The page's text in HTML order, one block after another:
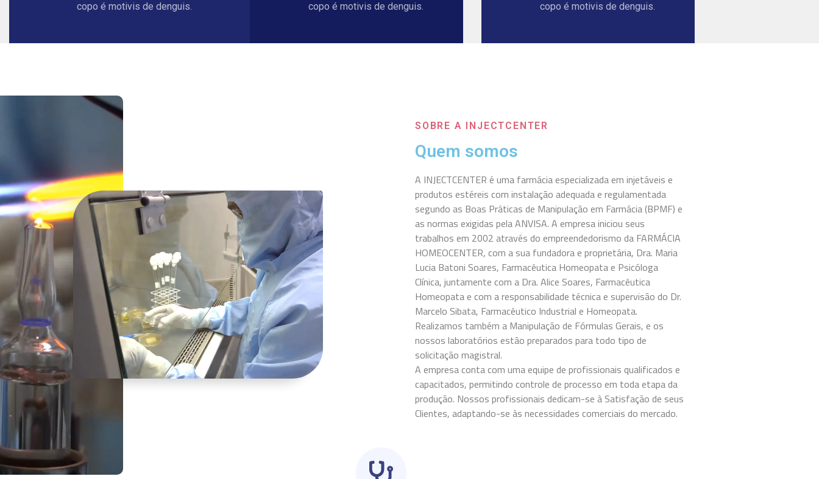
copo é motivis de denguis.
copo é motivis de denguis.
copo é motivis de denguis.
SOBRE A INJECTCENTER
Quem somos
A INJECTCENTER é uma farmácia especializada em injetáveis e
produtos estéreis com instalação adequada e regulamentada
segundo as Boas Práticas de Manipulação em Farmácia (BPMF) e
as normas exigidas pela ANVISA. A empresa iniciou seus
trabalhos em 2002 através do empreendedorismo da FARMÁCIA
HOMEOCENTER, com a sua fundadora e proprietária, Dra. Maria
Lucia Batoni Soares, Farmacêutica Homeopata e Psicóloga
Clínica, juntamente com a Dra. Alice Soares, Farmacêutica
Homeopata e com a responsabilidade técnica e supervisão do Dr.
Marcelo Sibata, Farmacêutico Industrial e Homeopata.
Realizamos também a Manipulação de Fórmulas Gerais, e os
nossos laboratórios estão preparados para todo tipo de
solicitação magistral.
A empresa conta com uma equipe de profissionais qualificados e
capacitados, permitindo controle de processo em toda etapa da
produção. Nossos profissionais dedicam-se à Satisfação de seus
Clientes, adaptando-se às necessidades comerciais do mercado.